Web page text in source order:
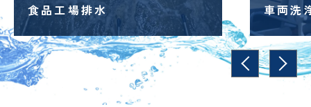
車両洗浄水 電鉄会